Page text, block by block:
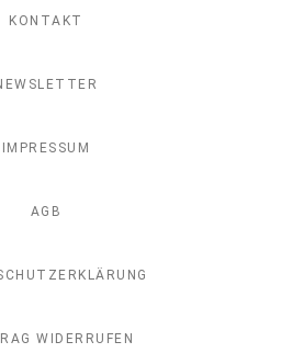
KONTAKT
IMPRESSUM
AGB
WIDERRUFEN